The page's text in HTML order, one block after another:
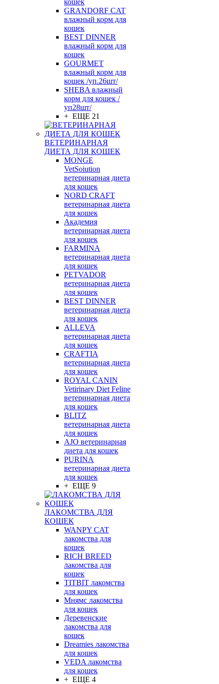
кошек
GRANDORF CAT
влажный корм для
кошек
BEST DINNER
влажный корм для
кошек
GOURMET
влажный корм для
кошек /уп.26шт/
SHEBA влажный
корм для кошек /
уп28шт/
+ ЕЩЕ 21
ВЕТЕРИНАРНАЯ
ДИЕТА ДЛЯ КОШЕК
MONGE
VetSoiution
ветеринарная диета
для кошек
NORD CRAFT
ветеринарная диета
для кошек
Академия
ветеринарная диета
для кошек
FARMINA
ветеринарная диета
для кошек
PETVADOR
ветеринарная диета
для кошек
BEST DINNER
ветеринарная диета
для кошек
ALLEVA
ветеринарная диета
для кошек
CRAFTIA
ветеринарная диета
для кошек
ROYAL CANIN
Vetirinary Diet Feline
ветеринарная диета
для кошек
BLITZ
ветеринарная диета
для кошек
AJO ветеринарная
диета для кошек
PURINA
ветеринарная диета
для кошек
+ ЕЩЕ 9
ЛАКОМСТВА ДЛЯ
КОШЕК
WANPY CAT
лакомства для
кошек
RICH BREED
лакомства для
кошек
TITBIT лакомства
для кошек
Мнямс лакомства
для кошек
Деревенские
лакомства для
кошек
Dreamies лакомства
для кошек
VEDA лакомства
для кошек
+ ЕЩЕ 4